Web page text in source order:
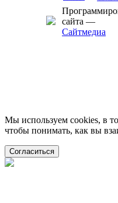
сайта —
Сайтмедиа
Мы используем cookies, в
чтобы понимать, как вы
Согласиться